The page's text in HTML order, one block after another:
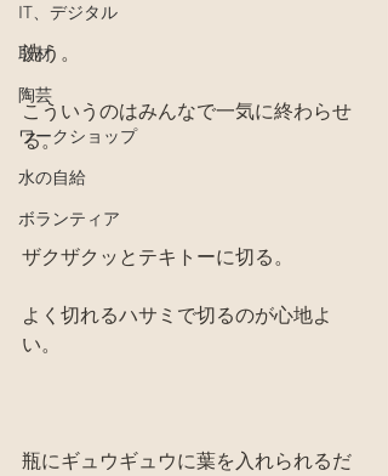
IT、デジタル
取材
陶芸
ワークショップ
水の自給
ボランティア
洗う。
こういうのはみんなで一気に終わらせ
る。
ザクザクッとテキトーに切る。
よく切れるハサミで切るのが心地よ
い。
瓶にギュウギュウに葉を入れられるだ